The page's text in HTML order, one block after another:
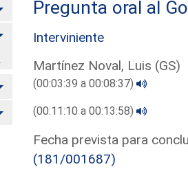
Alternar
Alternar
Alternar
Alternar
Pregunta oral al
Interviniente
Martínez Noval, Luis (GS)
(00:03:39 a 00:08:37)
(00:11:10 a 00:13:58)
Fecha prevista para
(181/001687)